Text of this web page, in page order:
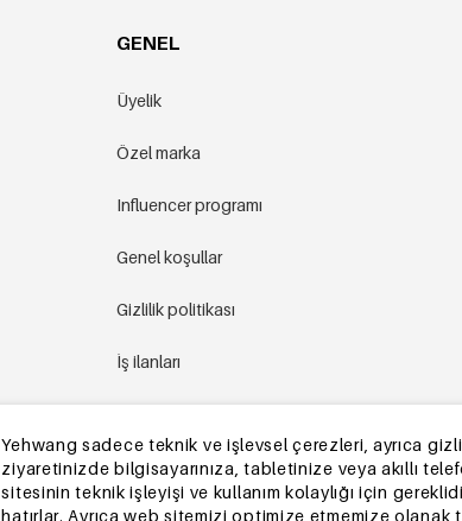
Yehwang sadece teknik ve işlevsel çerezleri, ayrıca
ziyaretinizde bilgisayarınıza, tabletinize veya akıllı
sitesinin teknik işleyişi ve kullanım kolaylığı için
hatırlar. Ayrıca web sitemizi optimize etmemize olanak
GENEL
Üyelik
Özel marka
Influencer programı
Genel koşullar
Gizlilik politikası
İş ilanları
Site haritası